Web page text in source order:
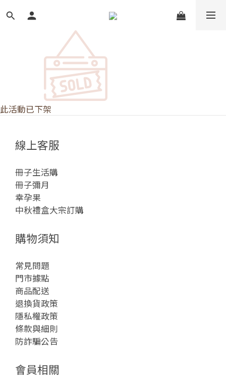
此活動已下架
線上客服
冊子生活購
冊子彌月
幸孕果
中秋禮盒大宗訂購
購物須知
常見問題
門市據點
商品配送
退換貨政策
隱私權政策
條款與細則
防詐騙公告
會員相關